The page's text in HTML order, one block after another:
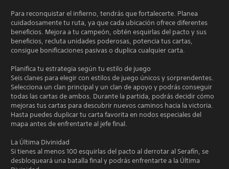
Para reconquistar el infierno, tendrás que fortalecerte. Planea
cuidadosamente tu ruta, ya que cada ubicación ofrece diferentes
beneficios. Mejora a tu campeón, obtén esquirlas del pacto y sus
beneficios, recluta unidades poderosas, potencia tus cartas,
consigue bonificaciones pasivas o duplica cualquier carta.
Planifica tu estrategia según tu estilo de juego
Seis clanes para elegir con estilos de juego únicos y sorprendentes.
Selecciona un clan principal y un clan de apoyo y podrás conseguir
todas las cartas de ambos. Durante la partida, podrás decidir cómo
mejoras tus cartas para descubrir nuevos caminos hacia la victoria.
Hasta puedes duplicar tu carta favorita en nodos especiales del
mapa antes de enfrentarte al jefe final.
La Última Divinidad
Si tienes al menos 100 esquirlas del pacto al derrotar al Serafín, se
desbloqueará una batalla final y podrás enfrentarte a la Última